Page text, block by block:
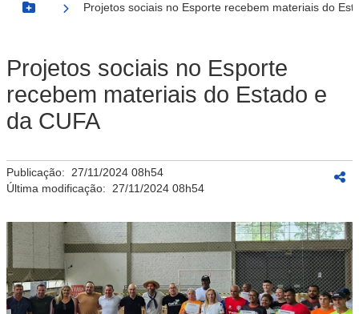
Botão Menu
Projetos sociais no Esporte recebem materiais do
Projetos sociais no Esporte
recebem materiais do Estado e
da CUFA
Publicação: 27/11/2024 08h54
Última modificação: 27/11/2024 08h54